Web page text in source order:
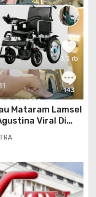
Mataram Lamsel
Viral Di
Listrik, Kepala
Media